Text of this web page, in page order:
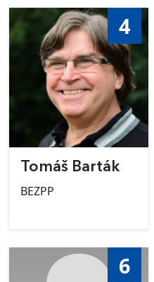
4
Tomáš Barták
BEZPP
6